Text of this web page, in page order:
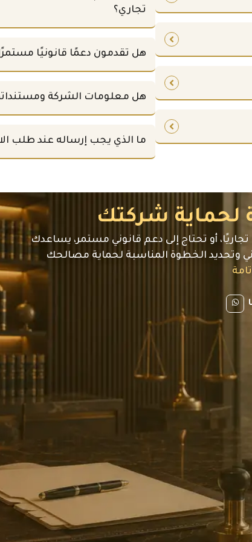
تجاري؟
هل تقدمون دعمًا قانونيًا
هل معلومات الشركة
ما الذي يجب إرساله عند طلب
لحماية شركتك
أو تحتاج إلى دعم قانوني مستمر، يساعدك
وتحديد الخطوة المناسبة لحماية مصالحك